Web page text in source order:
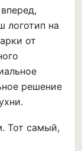
логотип на
от
решение
Тот самый,